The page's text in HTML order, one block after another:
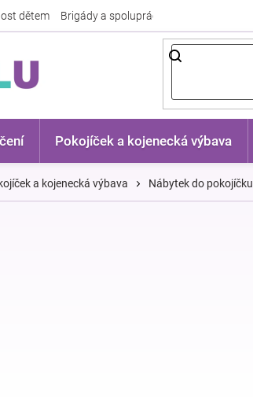
dětem Brigády a spolupráce
Pokojíček a kojenecká výbava
a kojenecká výbava Nábytek do pokojíčku